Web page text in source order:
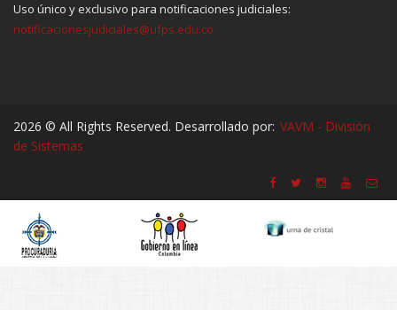
Uso único y exclusivo para notificaciones judiciales:
notificacionesjudiciales@ufps.edu.co
2026 © All Rights Reserved. Desarrollado por: VAVM - División
de Sistemas